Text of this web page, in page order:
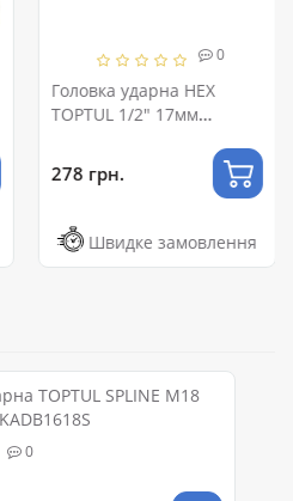
0
Головка ударна HEX
TOPTUL 1/2" 17мм
278 грн.
Швидке замовлення
TOPTUL SPLINE М18
0